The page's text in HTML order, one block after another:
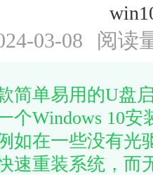
03-08 阅读
简单易用的U盘
个Windows 10
如在一些没有光
速重装系统，而